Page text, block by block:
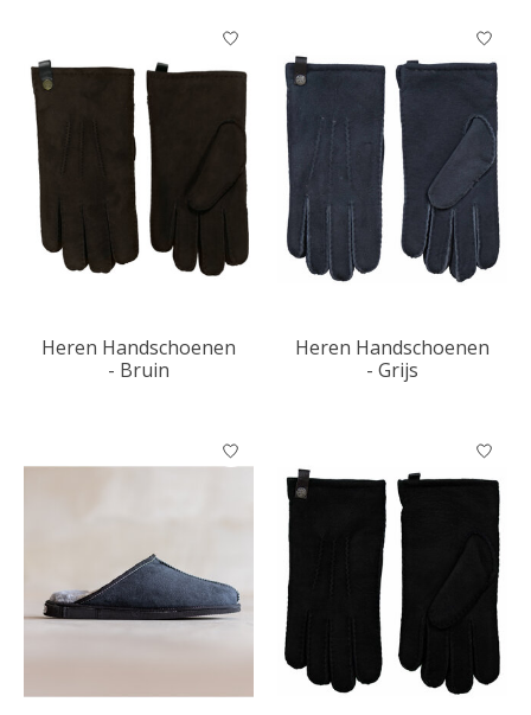
Heren Handschoenen
- Bruin
Heren Handschoenen
- Grijs